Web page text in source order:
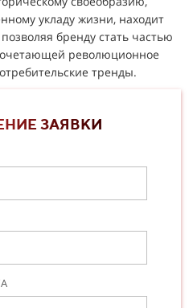
укладу жизни, находит
бренду стать частью
революционное
тренды.
ЗАЯВКИ